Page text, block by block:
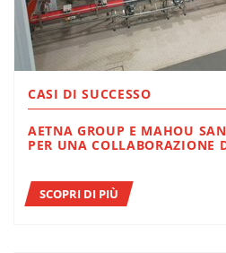
CASI DI SUCCESSO
AETNA GROUP E MAHOU SAN MIGUEL:
PER UNA COLLABORAZIONE
SCOPRI DI PIÙ